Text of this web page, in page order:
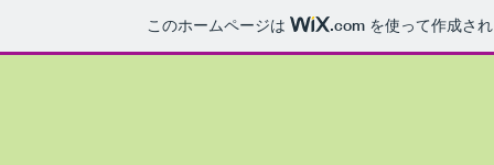
このホームページは .com を使って作成さ